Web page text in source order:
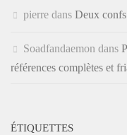
pierre dans Deux
Soadfandaemon dans
références complètes et
ÉTIQUETTES